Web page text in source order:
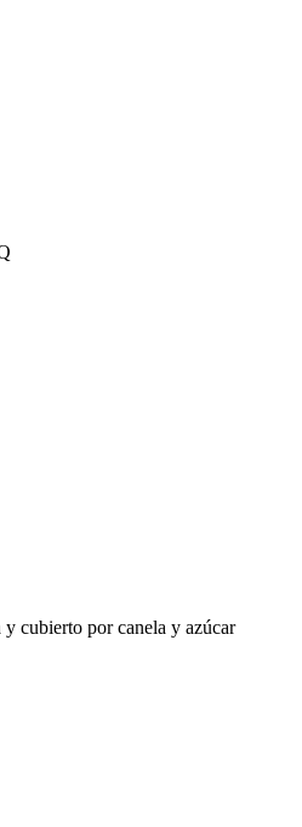
cubierto por canela y azúcar